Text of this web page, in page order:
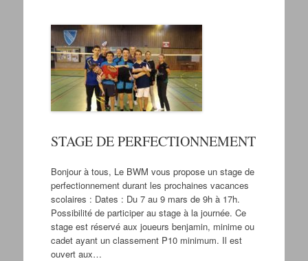
STAGE DE PERFECTIONNEMENT
Bonjour à tous, Le BWM vous propose un stage de
perfectionnement durant les prochaines vacances
scolaires : Dates : Du 7 au 9 mars de 9h à 17h.
Possibilité de participer au stage à la journée. Ce
stage est réservé aux joueurs benjamin, minime ou
cadet ayant un classement P10 minimum. Il est
ouvert aux…